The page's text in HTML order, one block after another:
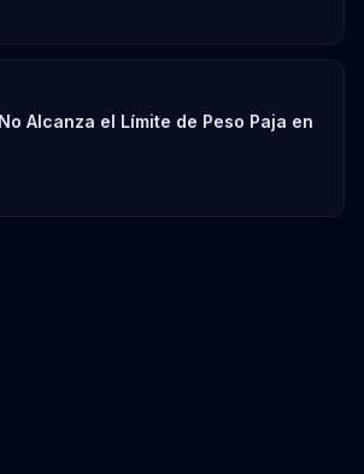
Alcanza el Límite de Peso Paja en